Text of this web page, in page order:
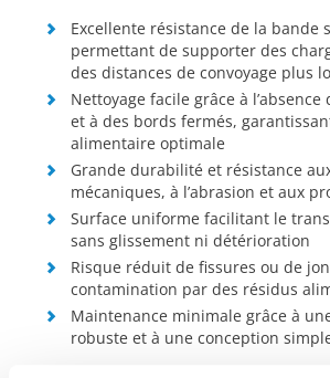
Excellente résistance de la bande
permettant de supporter des
des distances de convoyage plus
Nettoyage facile grâce à
et à des bords fermés,
alimentaire optimale
Grande durabilité et résistance
mécaniques, à l’abrasion et aux
Surface uniforme facilitant le
sans glissement ni détérioration
Risque réduit de fissures ou de
contamination par des résidus
Maintenance minimale grâce à
robuste et à une conception